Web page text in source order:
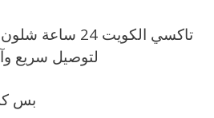
لتوصيل سريع
بس